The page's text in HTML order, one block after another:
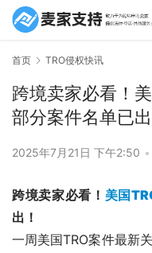
首页 TRO侵权快讯
跨境卖家必看！
部分案件名单已出
2025年7月21日 下午2:50 •
跨境卖家必看！ 美国
出！
一周美国TRO案件最新